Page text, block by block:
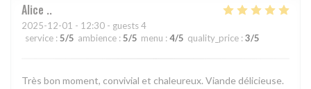
Alice .
2025-12-01 - 12:30 - guests 4
service : 5/5 ambience : 5/5 menu : 4/5 quality_price : 3/5
Très bon moment, convivial et chaleureux. Viande délicieuse.